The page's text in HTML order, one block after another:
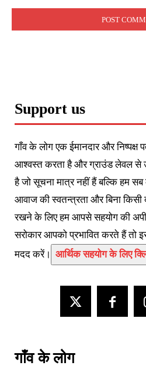
Support us
गाँव के लोग एक ईमानदार और निष्पक्ष
आश्वस्त करता है और ग्राउंड लेवल से
है जो सूचना मात्र नहीं हैं बल्कि हम
आवाज की स्वतन्त्रता और बिना किसी
रखने के लिए हम आपसे सहयोग की
सरोकार आपको प्रभावित करते हैं तो
मदद करें। आर्थिक सहयोग के लिए
गाँव के लोग